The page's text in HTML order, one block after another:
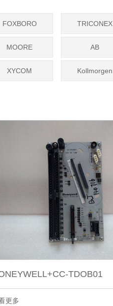
FOXBORO TRICONEX
MOORE AB
XYCOM Kollmorgen
TDOB01
更多